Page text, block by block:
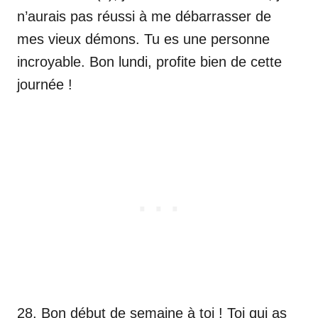
n’aurais pas réussi à me débarrasser de
mes vieux démons. Tu es une personne
incroyable. Bon lundi, profite bien de cette
journée !
28. Bon début de semaine à toi ! Toi qui as